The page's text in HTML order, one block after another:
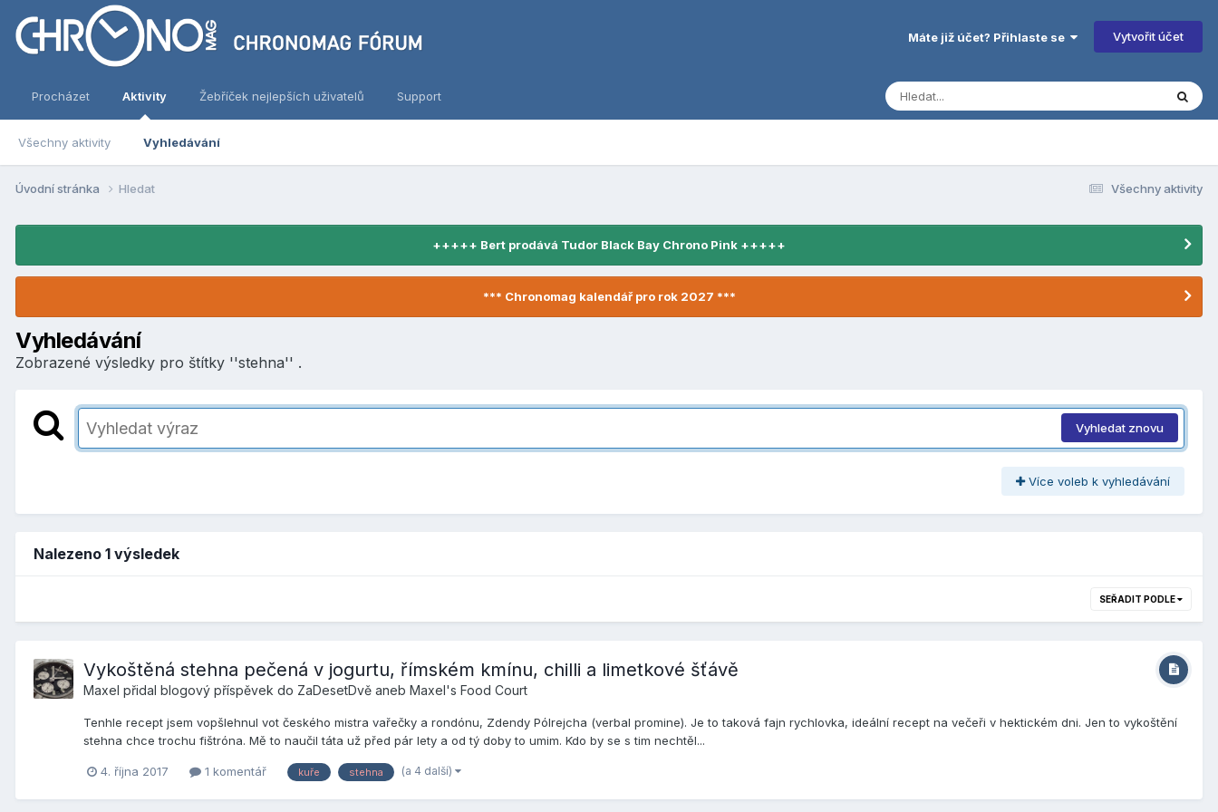
Máte již účet? Přihlaste se Vytvořit účet
Procházet Aktivity
Všechny aktivity Vyhledávání
Žebříček nejlepších uživatelů Support
Všechny aktivity
Úvodní stránka Hledat
+++++ Bert prodává Tudor Black Bay Chrono Pink +++++
*** Chronomag kalendář pro rok 2027 ***
Vyhledávání
Zobrazené výsledky pro štítky ''stehna'' .
Vyhledat znovu
Více voleb k vyhledávání
Nalezeno 1 výsledek
SEŘADIT PODLE
Vykoštěná stehna pečená v jogurtu, římském kmínu, chilli a limetkové šťávě
Maxel přidal blogový příspěvek do ZaDesetDvě aneb Maxel's Food Court
Tenhle recept jsem vopšlehnul vot českého mistra vařečky a rondónu, Zdendy Pólrejcha (verbal promine). Je to taková fajn rychlovka, ideální recept na večeři v hektickém dni. Jen to vykoštění
stehna chce trochu fištróna. Mě to naučil táta už před pár lety a od tý doby to umim. Kdo by se s tim nechtěl...
4. října 2017 1 komentář kuře stehna (a 4 další)